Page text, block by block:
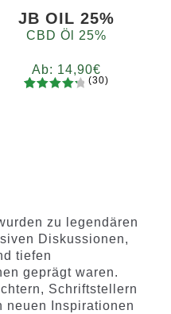
JB OIL 25%
CBD Öl 25%
Ab: 14,90€
gen
(30)
zu legendären
Diskussionen,
tiefen
geprägt waren.
Schriftstellern
neuen Inspirationen